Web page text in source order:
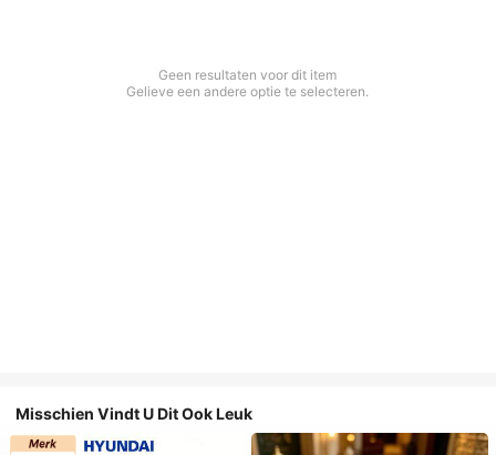
Geen resultaten voor dit item
Gelieve een andere optie te selecteren.
Misschien Vindt U Dit Ook Leuk